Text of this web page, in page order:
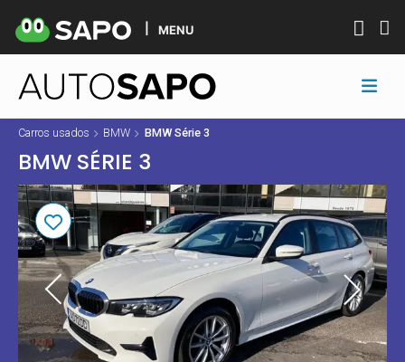
MENU
Carros usados BMW BMW Série 3
BMW SÉRIE 3